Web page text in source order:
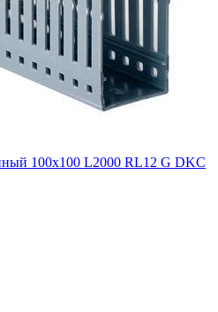
100х100 L2000 RL12 G DKC